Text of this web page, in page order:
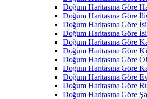
Doğum Haritasına Göre
Doğum Haritasına Göre
Doğum Haritasına Göre
Doğum Haritasına Göre
Doğum Haritasına Göre
Doğum Haritasına Göre
Doğum Haritasına Göre
Doğum Haritasına Göre
Doğum Haritasına Göre
Doğum Haritasına Göre
Doğum Haritasına Göre